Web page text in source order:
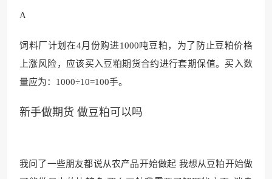
A
饲料厂计划在4月份购进1000吨豆粕，为了防止豆粕价格
上涨风 险，应该买入豆粕期货合约进行套期保值。买入数
量应为：1000÷10=100手。
新手做期货 做豆粕可以吗
我问了一些朋友都说从农产品开始做起 我想从豆粕开始做